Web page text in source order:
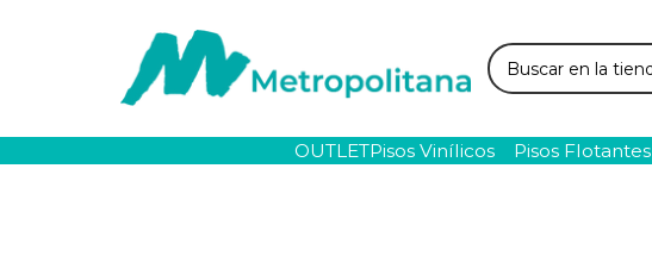
Buscar
OUTLETPisos Vinílicos Pisos Flotantes